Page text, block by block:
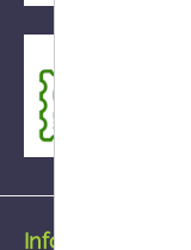
Informationen